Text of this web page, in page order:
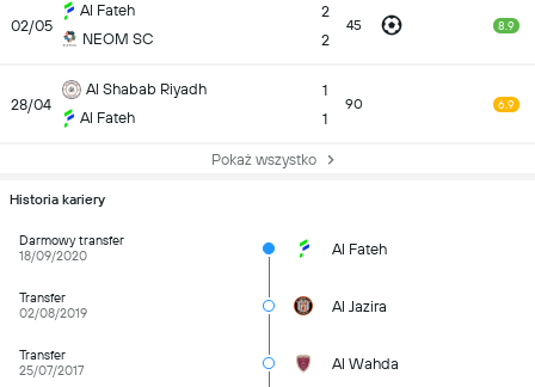
02/05
Al Fateh
NEOM SC
2
2
45 8.9
28/04
Al Shabab Riyadh
Al Fateh
1
1
90 6.9
Pokaż wszystko
Historia kariery
Darmowy transfer
18/09/2020
Al Fateh
Transfer
02/08/2019
Al Jazira
Transfer
25/07/2017
Al Wahda